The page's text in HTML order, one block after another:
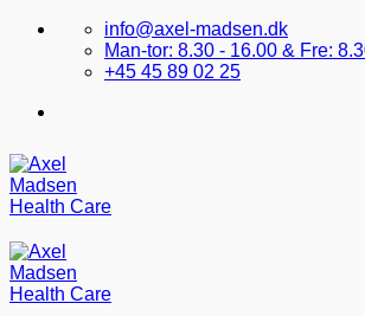
Fortsæt
info@axel-madsen.dk
Man-tor: 8.30 - 16.00 & Fre:
+45 45 89 02 25